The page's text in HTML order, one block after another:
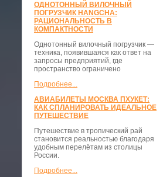
ОДНОТОННЫЙ ВИЛОЧНЫЙ
ПОГРУЗЧИК HANGCHA:
РАЦИОНАЛЬНОСТЬ В
КОМПАКТНОСТИ
​Однотонный вилочный погрузчик —
техника, появившаяся как ответ на
запросы предприятий, где
пространство ограничено
Подробнее...
АВИАБИЛЕТЫ МОСКВА ПХУКЕТ:
КАК СПЛАНИРОВАТЬ ИДЕАЛЬНОЕ
ПУТЕШЕСТВИЕ
Путешествие в тропический рай
становится реальностью благодаря
удобным перелётам из столицы
России.
Подробнее...